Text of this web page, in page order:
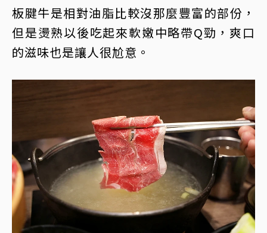
板腱牛是相對油脂比較沒那麼豐富的部份，
但是燙熟以後吃起來軟嫩中略帶Q勁，爽口
的滋味也是讓人很尬意。